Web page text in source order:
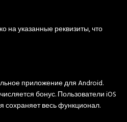
на указанные реквизиты, что
приложение для Android.
бонус. Пользователи iOS
сохраняет весь функционал.